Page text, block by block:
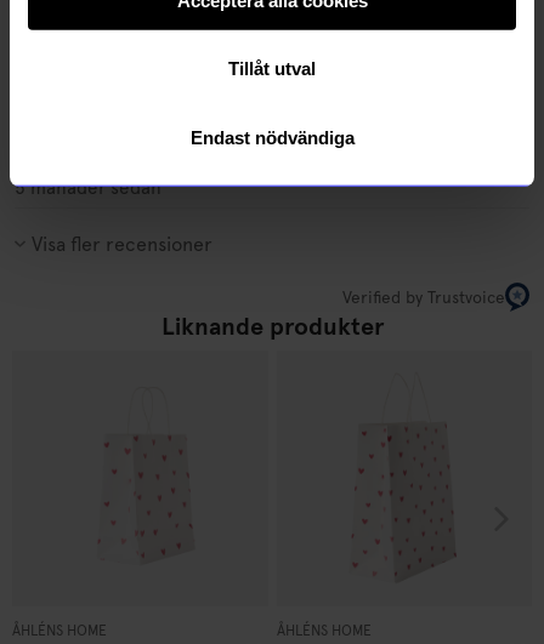
Tillåt utval
Endast nödvändiga
5 månader sedan
Visa fler recensioner
Verified by Trustvoice
Liknande produkter
ÅHLÉNS HOME ÅHLÉNS HOME